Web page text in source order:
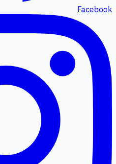
Facebook